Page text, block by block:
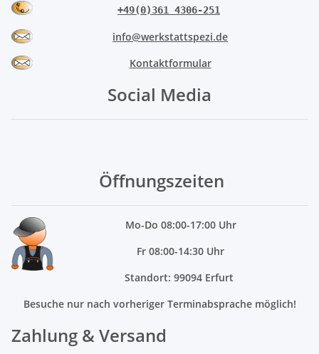
+49(0)361 4306-251
info@werkstattspezi.de
Kontaktformular
Social Media
Öffnungszeiten
Mo-Do 08:00-17:00 Uhr
Fr 08:00-14:30 Uhr
Standort: 99094 Erfurt
Besuche nur nach vorheriger Terminabsprache möglich!
Zahlung & Versand